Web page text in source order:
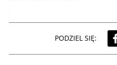
PODZIEL SIĘ: